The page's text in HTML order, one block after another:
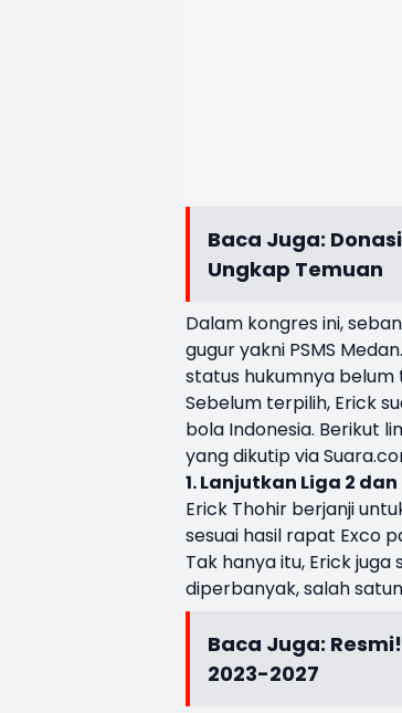
Baca Juga:
Ungkap Temuan
Dalam kongres ini,
gugur yakni PSMS
status hukumnya belum
Sebelum terpilih, Erick
bola Indonesia. Berikut
yang dikutip via
1. Lanjutkan Liga 2 dan
Erick Thohir berjanji
sesuai hasil rapat Exco
Tak hanya itu, Erick
diperbanyak, salah
Baca Juga:
2023-2027